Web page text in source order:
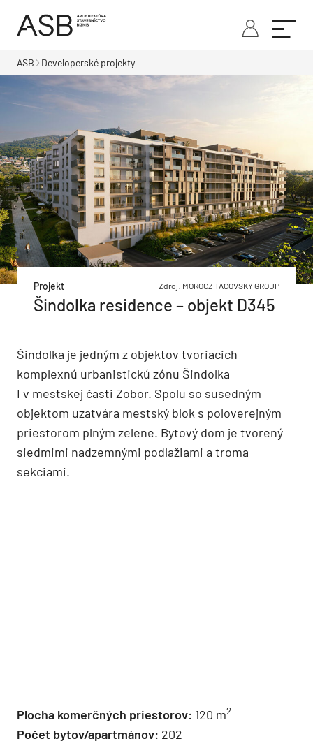
ASB Developerské projekty
Projekt Zdroj: MOROCZ TACOVSKY GROUP
Šindolka residence – objekt D345
Šindolka je jedným z objektov tvoriacich
komplexnú urbanistickú zónu Šindolka
I v mestskej časti Zobor. Spolu so susedným
objektom uzatvára mestský blok s poloverejným
priestorom plným zelene. Bytový dom je tvorený
siedmimi nadzemnými podlažiami a troma
sekciami.
Plocha komerčných priestorov: 120 m2
Počet bytov/apartmánov: 202